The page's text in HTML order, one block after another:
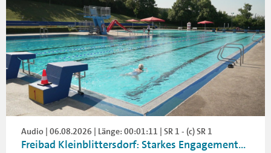
Audio | 06.08.2026 | Länge: 00:01:11 | SR 1 - (c) SR 1
Freibad Kleinblittersdorf: Starkes Engagement...